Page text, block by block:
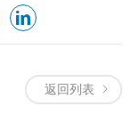
返回列表